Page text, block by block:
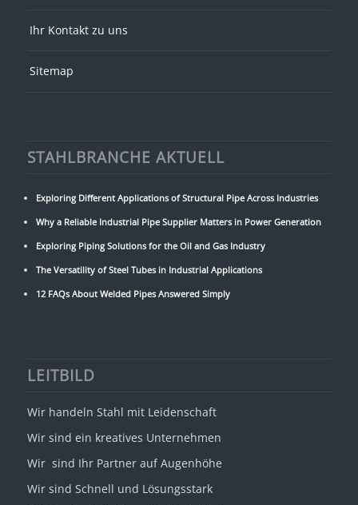
Ihr Kontakt zu uns
Sitemap
STAHLBRANCHE AKTUELL
Exploring Different Applications of Structural Pipe Across Industries
Why a Reliable Industrial Pipe Supplier Matters in Power Generation
Exploring Piping Solutions for the Oil and Gas Industry
The Versatility of Steel Tubes in Industrial Applications
12 FAQs About Welded Pipes Answered Simply
LEITBILD
Wir handeln Stahl mit Leidenschaft
Wir sind ein kreatives Unternehmen
Wir sind Ihr Partner auf Augenhöhe
Wir sind Schnell und Lösungsstark